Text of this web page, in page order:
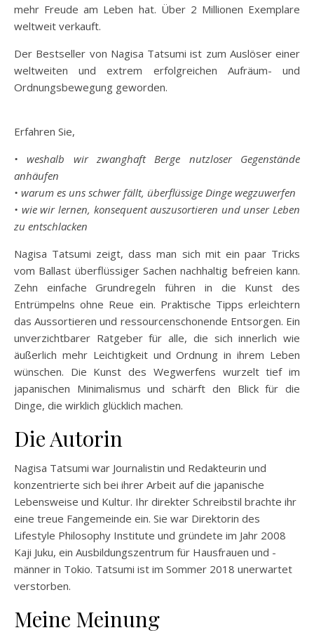
mehr Freude am Leben hat. Über 2 Millionen Exemplare
weltweit verkauft.
Der Bestseller von Nagisa Tatsumi ist zum Auslöser einer
weltweiten und extrem erfolgreichen Aufräum- und
Ordnungsbewegung geworden.
Erfahren Sie,
• weshalb wir zwanghaft Berge nutzloser Gegenstände
anhäufen
• warum es uns schwer fällt, überflüssige Dinge wegzuwerfen
• wie wir lernen, konsequent auszusortieren und unser Leben
zu entschlacken
Nagisa Tatsumi zeigt, dass man sich mit ein paar Tricks
vom Ballast überflüssiger Sachen nachhaltig befreien kann.
Zehn einfache Grundregeln führen in die Kunst des
Entrümpelns ohne Reue ein. Praktische Tipps erleichtern
das Aussortieren und ressourcenschonende Entsorgen. Ein
unverzichtbarer Ratgeber für alle, die sich innerlich wie
äußerlich mehr Leichtigkeit und Ordnung in ihrem Leben
wünschen. Die Kunst des Wegwerfens wurzelt tief im
japanischen Minimalismus und schärft den Blick für die
Dinge, die wirklich glücklich machen.
Die Autorin
Nagisa Tatsumi war Journalistin und Redakteurin und
konzentrierte sich bei ihrer Arbeit auf die japanische
Lebensweise und Kultur. Ihr direkter Schreibstil brachte ihr
eine treue Fangemeinde ein. Sie war Direktorin des
Lifestyle Philosophy Institute und gründete im Jahr 2008
Kaji Juku, ein Ausbildungszentrum für Hausfrauen und -
männer in Tokio. Tatsumi ist im Sommer 2018 unerwartet
verstorben.
Meine Meinung